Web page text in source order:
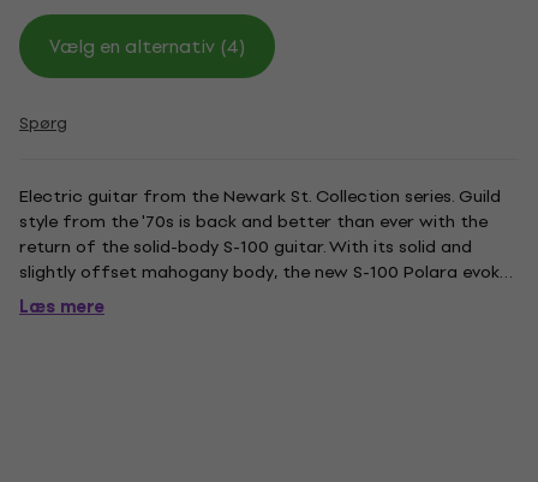
Vælg en alternativ (4)
Spørg
Electric guitar from the Newark St. Collection series. Guild
style from the '70s is back and better than ever with the
return of the solid-body S-100 guitar. With its solid and
slightly offset mahogany body, the new S-100 Polara evokes
its esteemed and hard-rocking predecessor of more than
40 years ago. Responsive and versatile, it also features...
Læs mere